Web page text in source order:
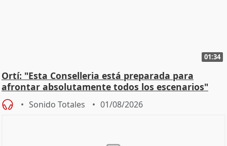
01:34
Ortí: "Esta Conselleria está preparada para
afrontar absolutamente todos los escenarios"
Sonido Totales 01/08/2026